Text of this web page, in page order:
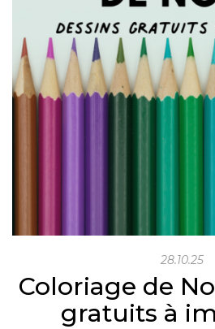
28.10.25
Coloriage de
gratuits à